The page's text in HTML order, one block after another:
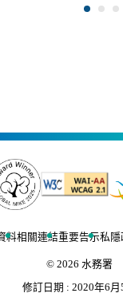
料相關連結重要告示私隱
© 2026 水務署
修訂日期 : 2020年6月